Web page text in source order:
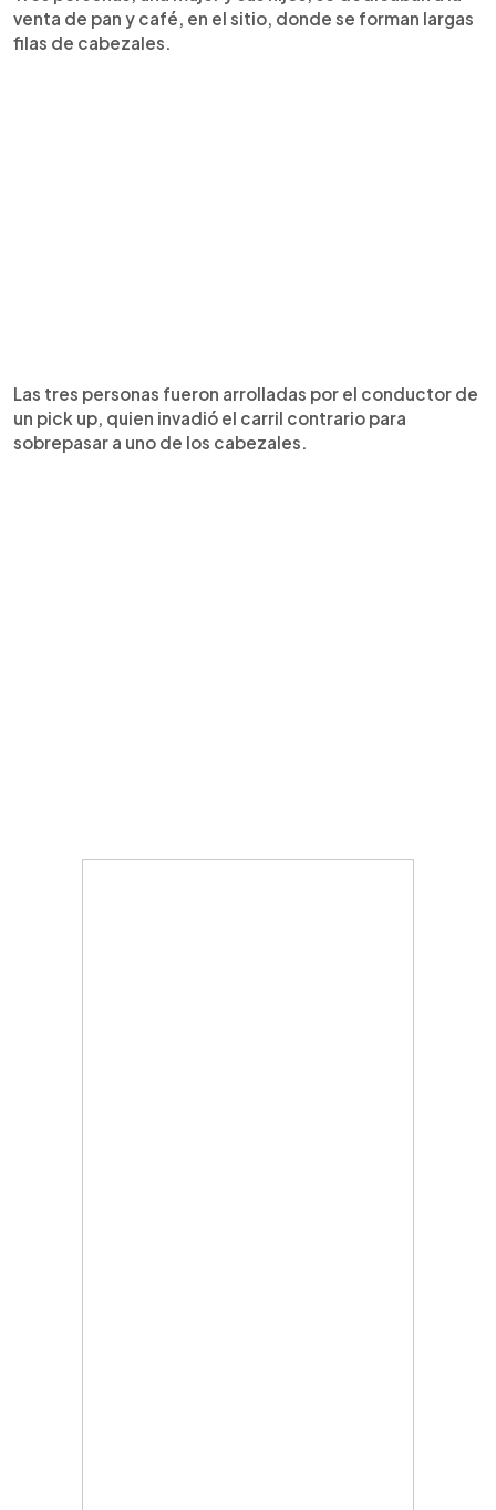
venta de pan y café, en el sitio, donde se forman largas
filas de cabezales.
Las tres personas fueron arrolladas por el conductor de
un pick up, quien invadió el carril contrario para
sobrepasar a uno de los cabezales.